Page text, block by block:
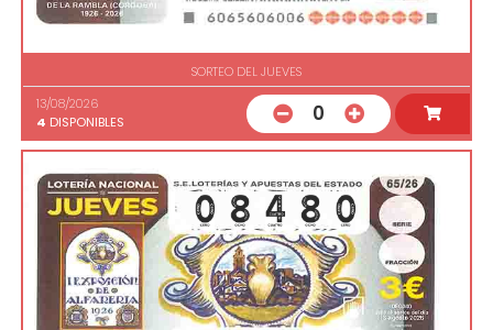
SORTEO DEL JUEVES
13/08/2026
4 DISPONIBLES 0